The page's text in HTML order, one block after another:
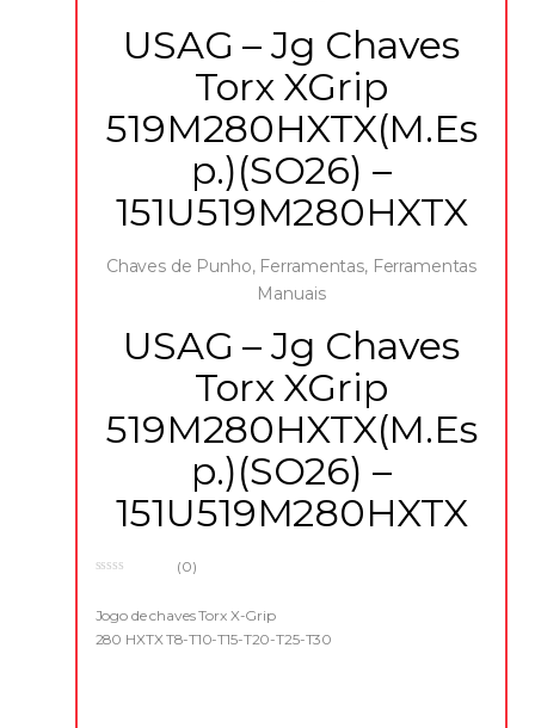
USAG – Jg Chaves
Torx XGrip
519M280HXTX(M.Es
p.)(SO26) –
151U519M280HXTX
Chaves de Punho, Ferramentas, Ferramentas
Manuais
USAG – Jg Chaves
Torx XGrip
519M280HXTX(M.Es
p.)(SO26) –
151U519M280HXTX
u
o
(0)
Jogo de chaves Torx X-Grip
280 HXTX T8-T10-T15-T20-T25-T30